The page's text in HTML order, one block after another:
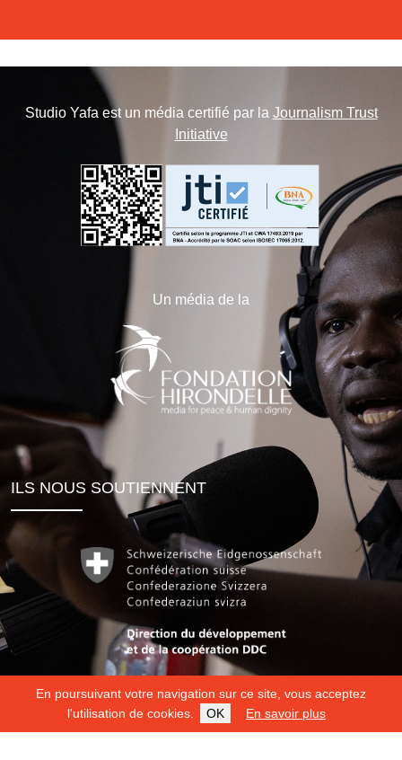
En poursuivant votre navigation sur ce site, vous acceptez
l'utilisation de cookies.
OK En savoir plus
Studio Yafa est un média certifié par la Journalism Trust
Initiative
Un média de la
ILS NOUS SOUTIENNENT